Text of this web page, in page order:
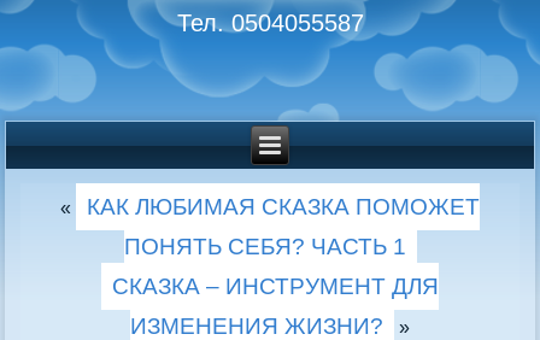
Тел. 0504055587
«
КАК ЛЮБИМАЯ СКАЗКА ПОМОЖЕТ
ПОНЯТЬ СЕБЯ? ЧАСТЬ 1
СКАЗКА – ИНСТРУМЕНТ ДЛЯ
ИЗМЕНЕНИЯ ЖИЗНИ?
»